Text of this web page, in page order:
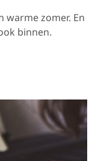
warme zomer. En
binnen.